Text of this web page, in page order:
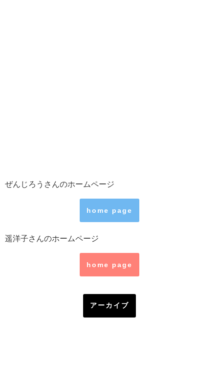
ぜんじろうさんのホームページ
home page
遥洋子さんのホームページ
home page
アーカイブ